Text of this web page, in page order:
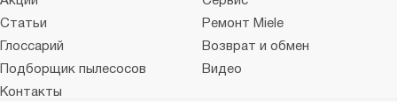
Статьи
Ремонт Miele
Глоссарий
Возврат и обмен
Подборщик пылесосов
Видео
Контакты